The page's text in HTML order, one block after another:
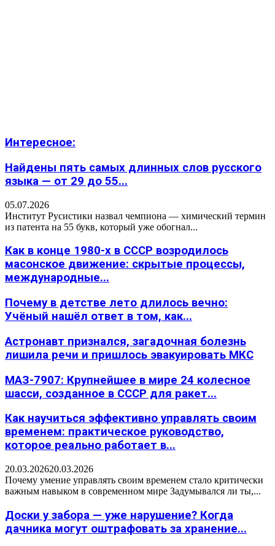
Интересное:
Найдены пять самых длинных слов русского
языка — от 29 до 55...
05.07.2026
Институт Русистики назвал чемпиона — химический термин
из патента на 55 букв, который уже обогнал...
Как в конце 1980-х в СССР возродилось
масонское движение: скрытые процессы,
международные...
Почему в детстве лето длилось вечно:
Учёный нашёл ответ в том, как...
Астронавт признался, загадочная болезнь
лишила речи и пришлось эвакуировать МКС
МАЗ-7907: Крупнейшее в мире 24 колесное
шасси, созданное в СССР для ракет...
Как научиться эффективно управлять своим
временем: практическое руководство,
которое реально работает в...
20.03.202620.03.2026
Почему умение управлять своим временем стало критически
важным навыком в современном мире Задумывался ли ты,...
Доски у забора — уже нарушение? Когда
дачника могут оштрафовать за хранение...